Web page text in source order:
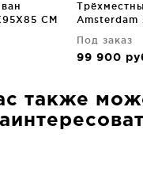
CM
Amsterdam
Под заказ
99 900
также